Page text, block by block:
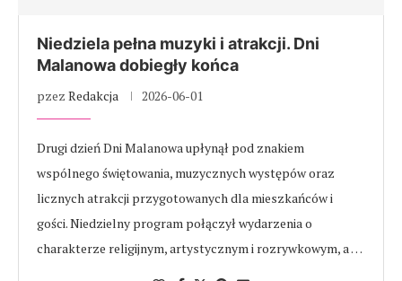
Niedziela pełna muzyki i atrakcji. Dni
Malanowa dobiegły końca
pzez Redakcja 2026-06-01
Drugi dzień Dni Malanowa upłynął pod znakiem
wspólnego świętowania, muzycznych występów oraz
licznych atrakcji przygotowanych dla mieszkańców i
gości. Niedzielny program połączył wydarzenia o
charakterze religijnym, artystycznym i rozrywkowym, a …